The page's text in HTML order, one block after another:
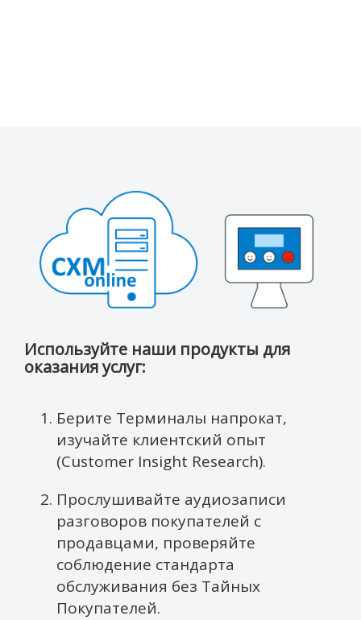
Используйте наши продукты для
оказания услуг:
Берите Терминалы напрокат,
изучайте клиентский опыт
(Customer Insight Research).
Прослушивайте аудиозаписи
разговоров покупателей с
продавцами, проверяйте
соблюдение стандарта
обслуживания без Тайных
Покупателей.